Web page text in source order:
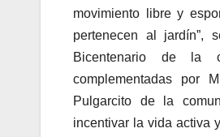
movimiento libre y
pertenecen al jardín”,
Bicentenario de la
complementadas por
Pulgarcito de la
incentivar la vida activa